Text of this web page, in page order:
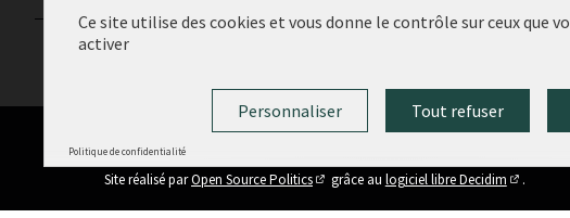
(Lien externe)
Site réalisé parOpen Source Politics
(Lien externe)
grâce au logiciel libre Decidim .
Ce site utilise des cookies et vous donne le contrôle sur ceux que
activer
Tout refuser
Personnaliser
Politique de confidentialité